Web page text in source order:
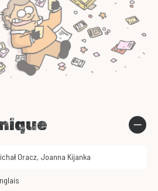
Michał Oracz, Joanna Kijanka
Anglais